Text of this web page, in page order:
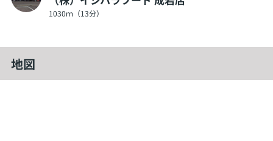
1030ｍ（13分）
地図